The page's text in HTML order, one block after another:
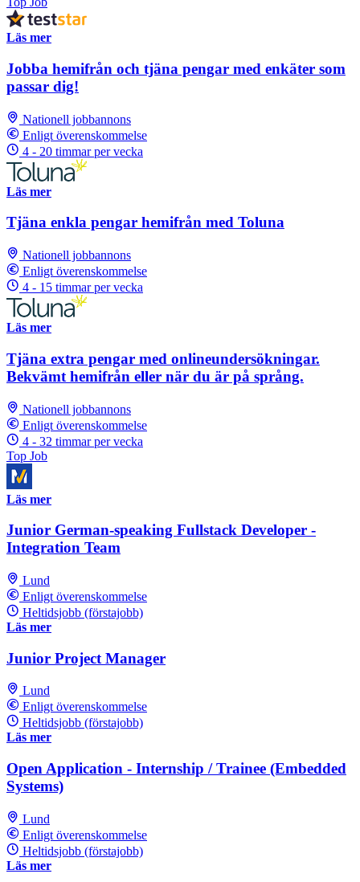
Läs mer
Jobba hemifrån och tjäna pengar med enkäter som
passar dig!
Nationell jobbannons
Enligt överenskommelse
4 - 20 timmar per vecka
Läs mer
Tjäna enkla pengar hemifrån med Toluna
Nationell jobbannons
Enligt överenskommelse
4 - 15 timmar per vecka
Läs mer
Tjäna extra pengar med onlineundersökningar.
Bekvämt hemifrån eller när du är på språng.
Nationell jobbannons
Enligt överenskommelse
4 - 32 timmar per vecka
Top Job
Läs mer
Junior German-speaking Fullstack Developer -
Integration Team
Lund
Enligt överenskommelse
Heltidsjobb (förstajobb)
Läs mer
Junior Project Manager
Lund
Enligt överenskommelse
Heltidsjobb (förstajobb)
Läs mer
Open Application - Internship / Trainee (Embedded
Systems)
Lund
Enligt överenskommelse
Heltidsjobb (förstajobb)
Läs mer